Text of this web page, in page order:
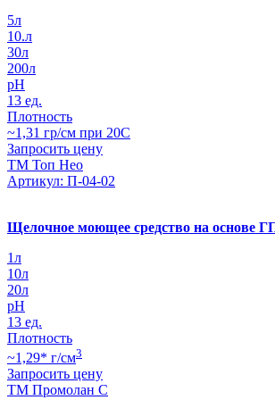
5л
10.л
30л
200л
pH
13 ед.
Плотность
~1,31 гр/см при 20С
Запросить цену
ТМ Топ Нео
Артикул: П-04-02
Щелочное моющее средство на основе
1л
10л
20л
pH
13 ед.
Плотность
~1,29* г/см3
Запросить цену
ТМ Промолан С